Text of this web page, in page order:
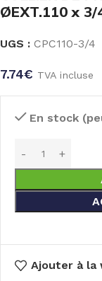
ØEXT.110 x 3/
UGS : CPC110-3/4
7.74€ TVA incluse
En stock
Ajouter à la